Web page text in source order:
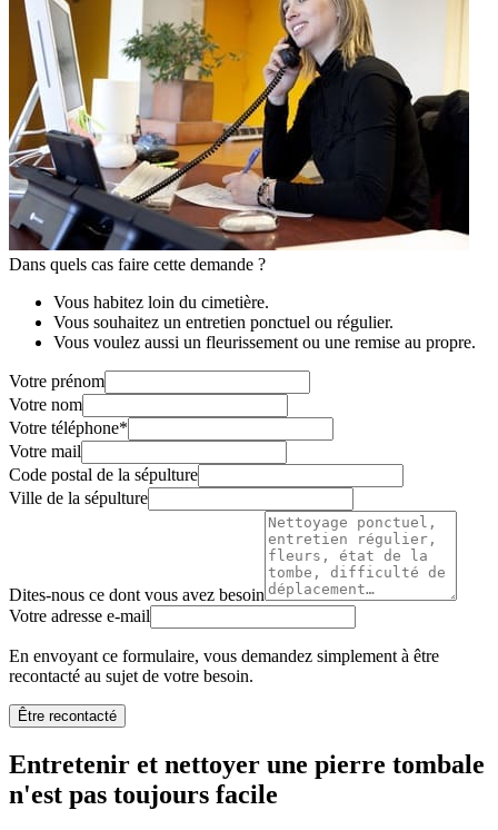
Dans quels cas faire cette demande ?
Vous habitez loin du cimetière.
Vous souhaitez un entretien ponctuel ou régulier.
Vous voulez aussi un fleurissement ou une remise au propre.
Votre prénom
Votre nom
Votre téléphone*
Votre mail
Code postal de la sépulture
Ville de la sépulture
Dites-nous ce dont vous avez besoin
Votre adresse e-mail
En envoyant ce formulaire, vous demandez simplement à être
recontacté au sujet de votre besoin.
Être recontacté
Entretenir et nettoyer une pierre tombale
n'est pas toujours facile